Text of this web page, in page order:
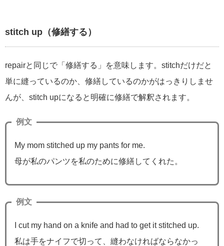
stitch up（修繕する）
repairと同じで「修繕する」を意味します。stitchだけだと
単に縫っているのか、修繕しているのかがはっきりしませ
んが、stitch upになると明確に修繕で解釈されます。
例文
My mom stitched up my pants for me.
母が私のパンツを私のために修繕してくれた。
例文
I cut my hand on a knife and had to get it stitched up.
私は手をナイフで切って、縫わなければならなかっ